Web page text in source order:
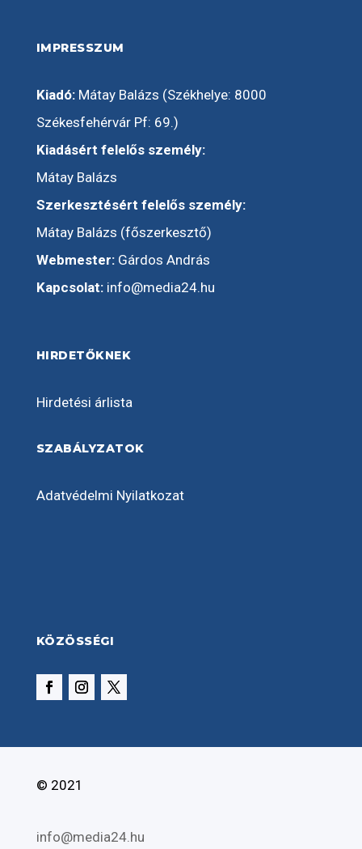
IMPRESSZUM
Kiadó:Mátay Balázs (Székhelye: 8000
Székesfehérvár Pf: 69.)
Kiadásért felelős személy:
Mátay Balázs
Szerkesztésért felelős személy:
Mátay Balázs (főszerkesztő)
Webmester:Gárdos András
Kapcsolat: info@media24.hu
HIRDETŐKNEK
Hirdetési árlista
SZABÁLYZATOK
Adatvédelmi Nyilatkozat
KÖZÖSSÉGI
© 2021
info@media24.hu